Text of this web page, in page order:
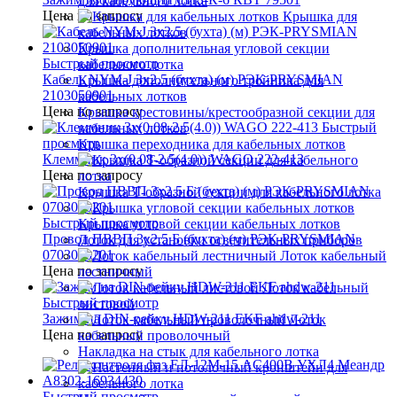
Крышка для
кабельных лотков
Крышка дополнительная угловой секции
кабельного лотка
Крышка дополнительного тройника для
кабельных лотков
Крышка крестовины/крестообразной секции для
кабельных лотков
Крышка переходника для кабельных лотков
Крышка Т-образной секции для кабельного лотка
Крышка угловой секции кабельных лотков
Лоток для установки осветительных приборов
Лоток кабельный
лестничный
Лоток кабельный
листовой
Лоток
кабельный проволочный
Накладка на стык для кабельного лотка
Цена по запросу
Быстрый просмотр
Кабель NYM-J 3х2.5 (бухта) (м) РЭК-PRYSMIAN
2103050901
Цена по запросу
Быстрый
просмотр
Клеммник 3х(0.08-2.5(4.0)) WAGO 222-413
Цена по запросу
Быстрый просмотр
Провод ПВВП 3х2.5 Б (бухта) (м) РЭК-PRYSMIAN
0703050201
Цена по запросу
Быстрый просмотр
Зажим на DIN-рейку HDW-211 EKF ahdw-211
Цена по запросу